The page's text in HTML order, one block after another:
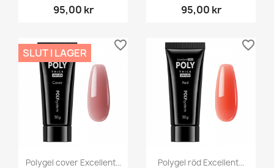
95,00 kr 95,00 kr
Polygel cover Excellent...
SLUT I LAGER
favorite_border
Polygel röd Excellent...
favorite_border